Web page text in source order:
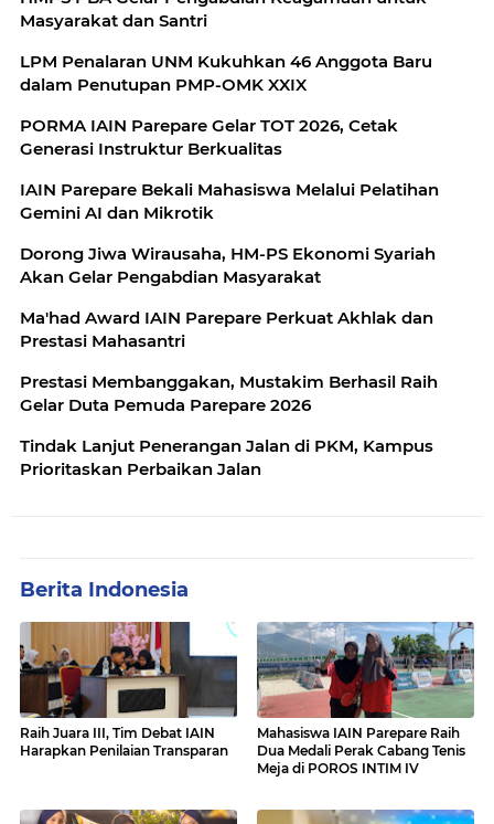
Masyarakat dan Santri
LPM Penalaran UNM Kukuhkan 46 Anggota Baru
dalam Penutupan PMP-OMK XXIX
PORMA IAIN Parepare Gelar TOT 2026, Cetak
Generasi Instruktur Berkualitas
IAIN Parepare Bekali Mahasiswa Melalui Pelatihan
Gemini AI dan Mikrotik
Dorong Jiwa Wirausaha, HM-PS Ekonomi Syariah
Akan Gelar Pengabdian Masyarakat
Ma'had Award IAIN Parepare Perkuat Akhlak dan
Prestasi Mahasantri
Prestasi Membanggakan, Mustakim Berhasil Raih
Gelar Duta Pemuda Parepare 2026
Tindak Lanjut Penerangan Jalan di PKM, Kampus
Prioritaskan Perbaikan Jalan
Berita Indonesia
Raih Juara III, Tim Debat IAIN
Harapkan Penilaian Transparan
Mahasiswa IAIN Parepare Raih
Dua Medali Perak Cabang Tenis
Meja di POROS INTIM IV